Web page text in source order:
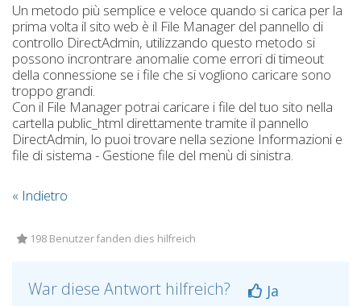
Un metodo più semplice e veloce quando si carica per la
prima volta il sito web è il File Manager del pannello di
controllo DirectAdmin, utilizzando questo metodo si
possono incrontrare anomalie come errori di timeout
della connessione se i file che si vogliono caricare sono
troppo grandi.
Con il File Manager potrai caricare i file del tuo sito nella
cartella public_html direttamente tramite il pannello
DirectAdmin, lo puoi trovare nella sezione Informazioni e
file di sistema - Gestione file del menù di sinistra.
« Indietro
198 Benutzer fanden dies hilfreich
War diese Antwort hilfreich?
Ja